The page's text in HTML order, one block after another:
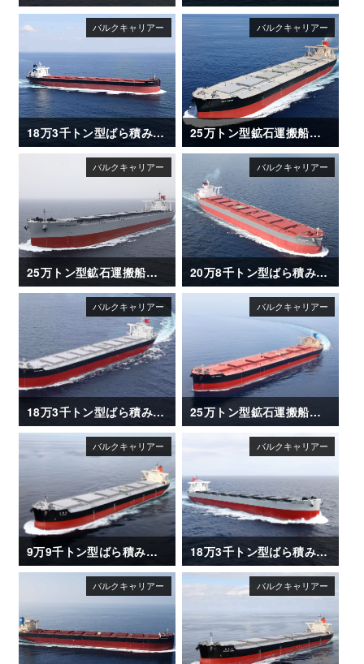
18万3千トン型ばら積み運搬船「NIGHTSKY」 25万トン型鉱石運搬船「AKAGISAN」
25万トン型鉱石運搬船「CAPE ESPERANZA」 20万8千トン型ばら積み運搬船「CSK ZEPHYR」
18万3千トン型ばら積み運搬船「CAPE OASIS」 25万トン型鉱石運搬船「NSU XANADU」
9万9千トン型ばら積み運搬船「OI MARU (大井丸)」 18万3千トン型ばら積み運搬船「CAPE CLOVER」